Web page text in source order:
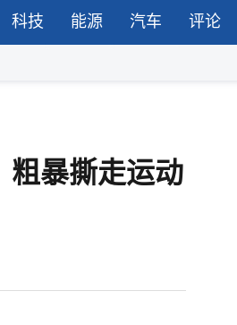
科技 能源 汽车 评论
粗暴撕走运动